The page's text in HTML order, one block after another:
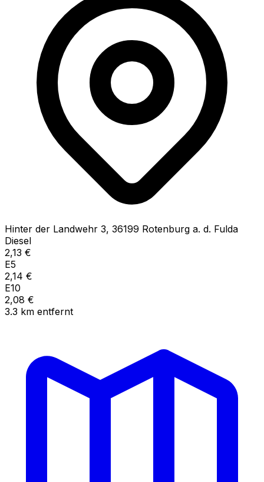
Hinter der Landwehr 3, 36199 Rotenburg a. d. Fulda
Diesel
2,13 €
E5
2,14 €
E10
2,08 €
3.3 km entfernt